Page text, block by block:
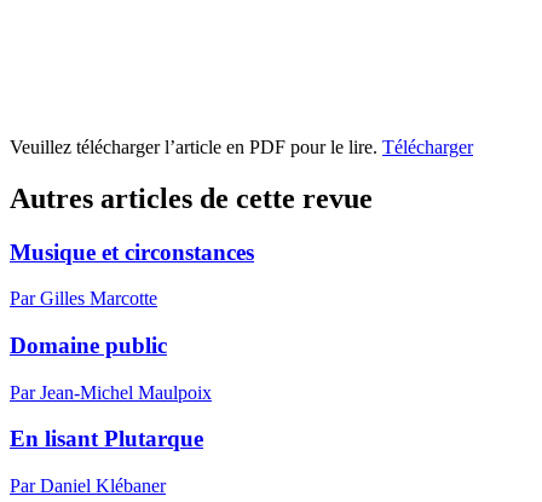
Veuillez télécharger l’article en PDF pour le lire. Télécharger
Autres articles de cette revue
Musique et circonstances
Par Gilles Marcotte
Domaine public
Par Jean-Michel Maulpoix
En lisant Plutarque
Par Daniel Klébaner